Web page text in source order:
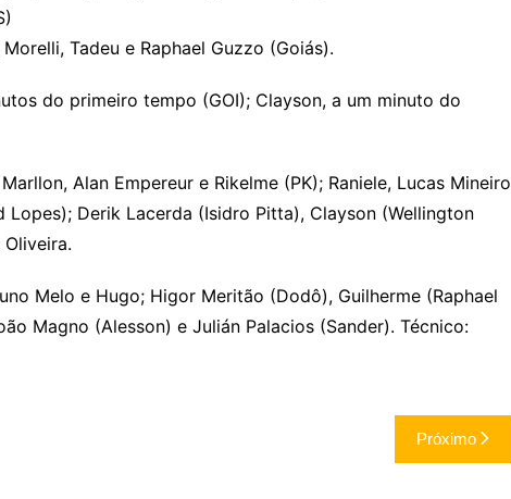
Tadeu e Raphael Guzzo (Goiás).
do primeiro tempo (GOI); Clayson, a um minuto do
Alan Empereur e Rikelme (PK); Raniele, Lucas Mineiro
Lopes); Derik Lacerda (Isidro Pitta), Clayson (Wellington
Melo e Hugo; Higor Meritão (Dodô), Guilherme (Raphael
Magno (Alesson) e Julián Palacios (Sander). Técnico:
Próximo